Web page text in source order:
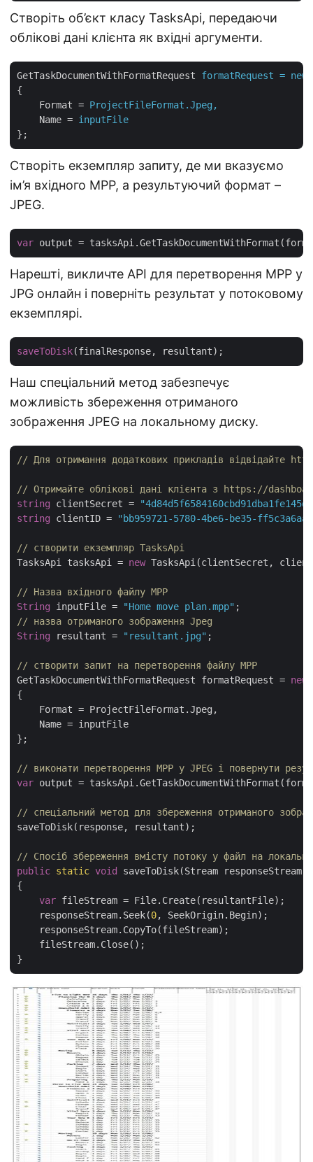
Створіть об’єкт класу TasksApi, передаючи
облікові дані клієнта як вхідні аргументи.
GetTaskDocumentWithFormatRequest
formatRequest = new
{
Format = ProjectFileFormat.Jpeg,
Name = inputFile
};
Створіть екземпляр запиту, де ми вказуємо
ім’я вхідного MPP, а результуючий формат –
JPEG.
var
Нарешті, викличте API для перетворення MPP у
JPG онлайн і поверніть результат у потоковому
екземплярі.
saveToDisk
Наш спеціальний метод забезпечує
можливість збереження отриманого
зображення JPEG на локальному диску.
// Для отримання додаткових прикладів
// Отримайте облікові дані клієнта з https://
string clientSecret =
string clientID = "bb959721-5780-4be6-be35-
// створити екземпляр TasksApi
TasksApi tasksApi = new TasksApi(clientSecret,
// Назва вхідного файлу MPP
String inputFile = "Home move plan.mpp"
// назва отриманого зображення Jpeg
String resultant = "resultant.jpg" ;
// створити запит на перетворення файлу MPP
GetTaskDocumentWithFormatRequest formatRequest = new
{
    Format = ProjectFileFormat.Jpeg,
    Name = inputFile
};
// виконати перетворення MPP у JPEG і повернути
var output =
// спеціальний метод для збереження отриманого
saveToDisk(response, resultant);
// Спосіб збереження вмісту потоку у файл на
public static void
saveToDisk(Stream responseStream,
{
var fileStream = File.Create(resultantFile);
    responseStream.Seek(
0, SeekOrigin.Begin);
    responseStream.CopyTo(fileStream);
    fileStream.Close();